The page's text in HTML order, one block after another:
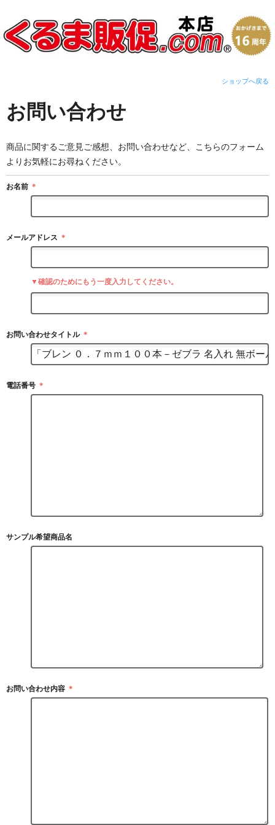
ショップへ戻る
お問い合わせ
商品に関するご意見ご感想、お問い合わせなど、こちらのフォーム
よりお気軽にお尋ねください。
お名前 ＊
メールアドレス ＊
▼確認のためにもう一度入力してください。
お問い合わせタイトル ＊
電話番号 ＊
サンプル希望商品名
お問い合わせ内容 ＊